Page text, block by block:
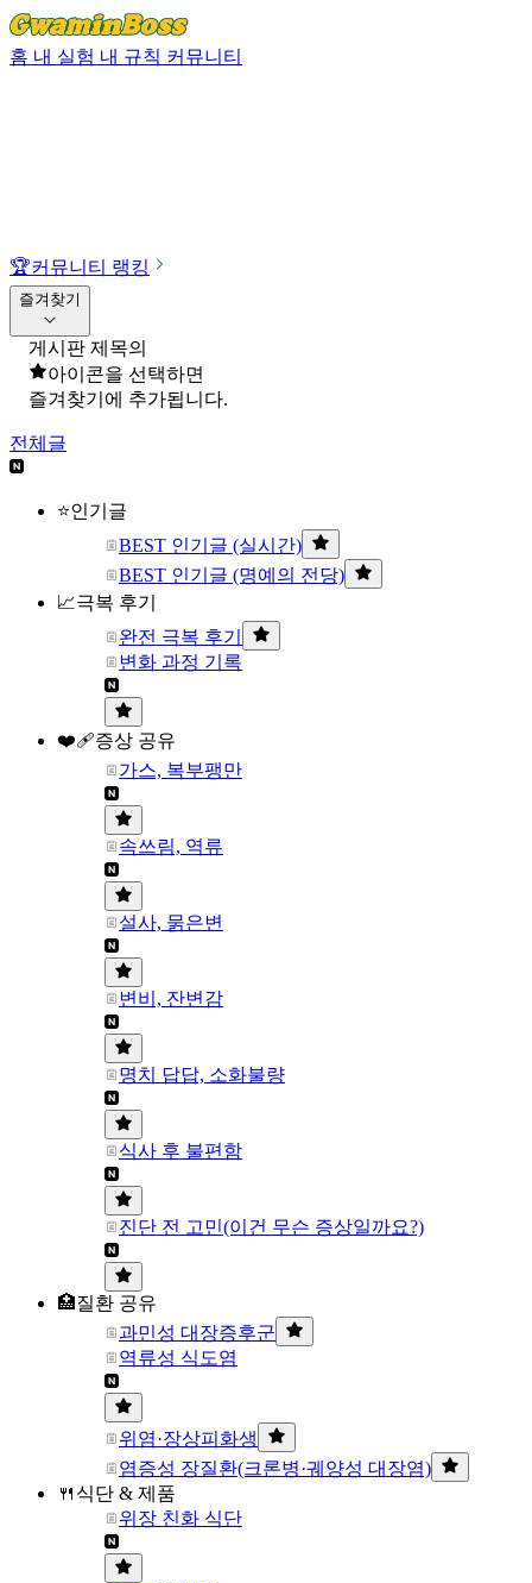
홈 내 실험 내 규칙 커뮤니티
🏆커뮤니티 랭킹
즐겨찾기
게시판 제목의
아이콘을 선택하면
즐겨찾기에 추가됩니다.
전체글
⭐인기글
BEST 인기글 (실시간)
BEST 인기글 (명예의 전당)
📈극복 후기
완전 극복 후기
변화 과정 기록
❤️‍🩹증상 공유
가스, 복부팽만
속쓰림, 역류
설사, 묽은변
변비, 잔변감
명치 답답, 소화불량
식사 후 불편함
진단 전 고민(이건 무슨 증상일까요?)
🏥질환 공유
과민성 대장증후군
역류성 식도염
위염·장상피화생
염증성 장질환(크론병·궤양성 대장염)
🍴식단 & 제품
위장 친화 식단